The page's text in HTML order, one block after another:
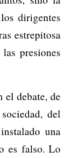
dirigentes
estrepitosa
presiones
el debate, de
del
una
es falso. Lo